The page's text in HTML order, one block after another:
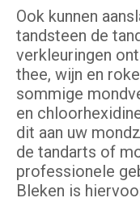
Ook kunnen
tandsteen de
verkleuringen
thee, wijn en
sommige
en
dit aan uw
de tandarts of
professionele
Bleken is